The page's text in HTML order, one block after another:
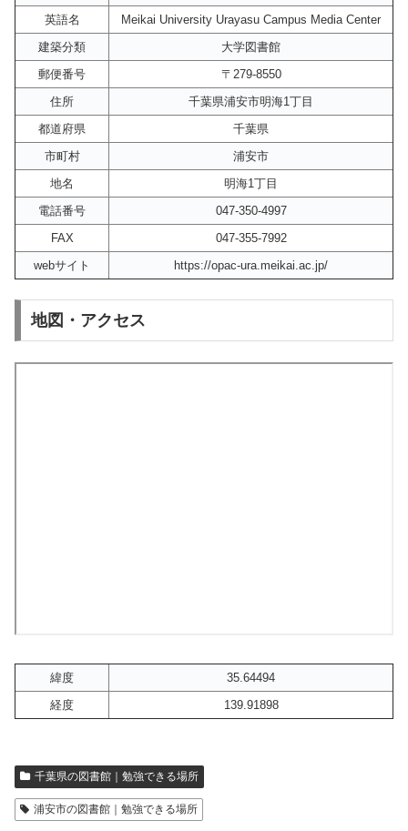
英語名
Meikai University Urayasu Campus Media Center
建築分類
大学図書館
郵便番号
〒279-8550
住所
千葉県浦安市明海1丁目
都道府県
千葉県
市町村
浦安市
地名
明海1丁目
電話番号
047-350-4997
FAX
047-355-7992
webサイト
https://opac-ura.meikai.ac.jp/
地図・アクセス
緯度
35.64494
経度
139.91898
千葉県の図書館｜勉強できる場所
浦安市の図書館｜勉強できる場所